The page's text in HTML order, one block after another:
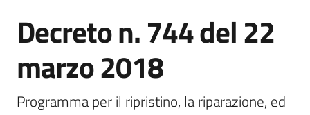
Decreto n. 744 del 22
marzo 2018
Programma per il ripristino, la riparazione, ed